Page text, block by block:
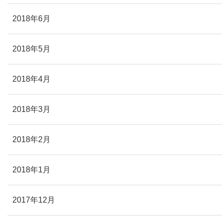
2018年6月
2018年5月
2018年4月
2018年3月
2018年2月
2018年1月
2017年12月